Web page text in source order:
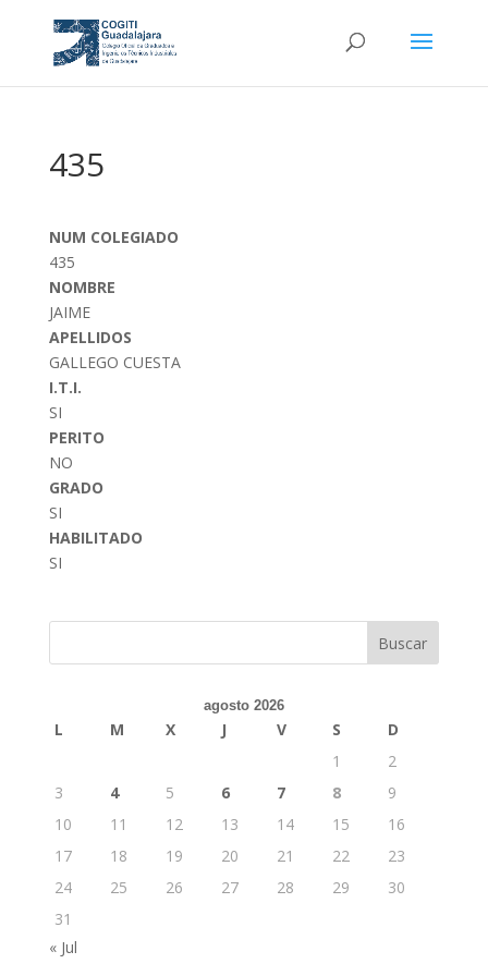
435
NUM COLEGIADO
435
NOMBRE
JAIME
APELLIDOS
GALLEGO CUESTA
I.T.I.
SI
PERITO
NO
GRADO
SI
HABILITADO
SI
Buscar
agosto 2026
L M X J V S
D
1
2
3
4 5 6 7 8
9
10
11 12 13 14 15
16
17
18 19 20 21 22
23
24
25 26 27 28 29
30
31
« Jul